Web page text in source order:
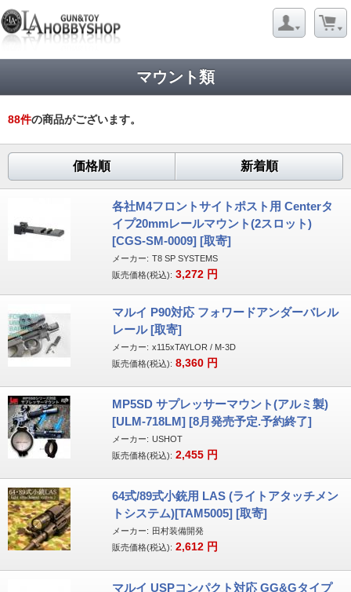
マウント類
88件の商品がございます。
価格順 新着順
各社M4フロントサイトポスト用 Centerタ
イプ20mmレールマウント(2スロット)
[CGS-SM-0009] [取寄]
メーカー: T8 SP SYSTEMS
販売価格(税込): 3,272 円
マルイ P90対応 フォワードアンダーバレル
レール [取寄]
メーカー: x115xTAYLOR / M-3D
販売価格(税込): 8,360 円
MP5SD サプレッサーマウント(アルミ製)
[ULM-718LM] [8月発売予定.予約終了]
メーカー: USHOT
販売価格(税込): 2,455 円
64式/89式小銃用 LAS (ライトアタッチメン
トシステム)[TAM5005] [取寄]
メーカー: 田村装備開発
販売価格(税込): 2,612 円
マルイ USPコンパクト対応 GG&Gタイプ